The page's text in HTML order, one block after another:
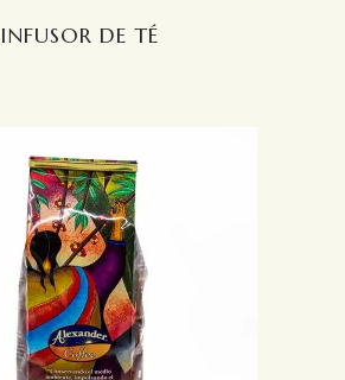
INFUSOR DE TÉ
LEER MÁS